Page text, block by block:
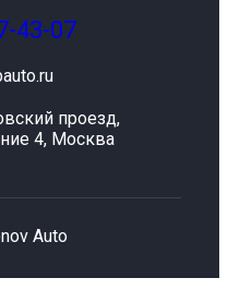
43-07
проезд,
4, Москва
Auto